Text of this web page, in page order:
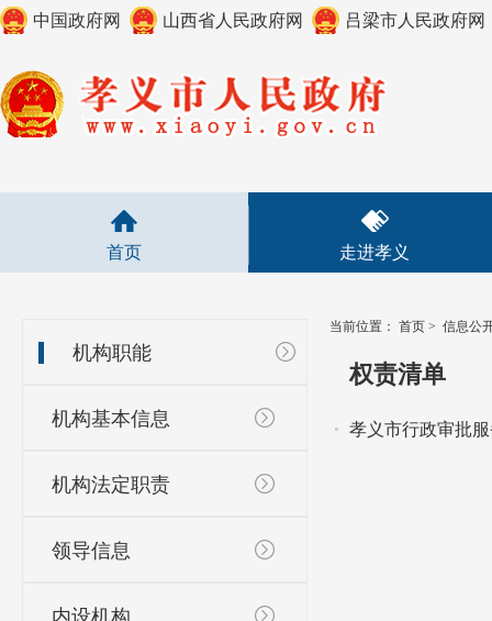
中国政府网 山西省人民政府网 吕梁市人民政府网
首页 走进孝义
机构职能
机构基本信息
机构法定职责
领导信息
内设机构
当前位置： 首页 > 信息公
权责清单
孝义市行政审批